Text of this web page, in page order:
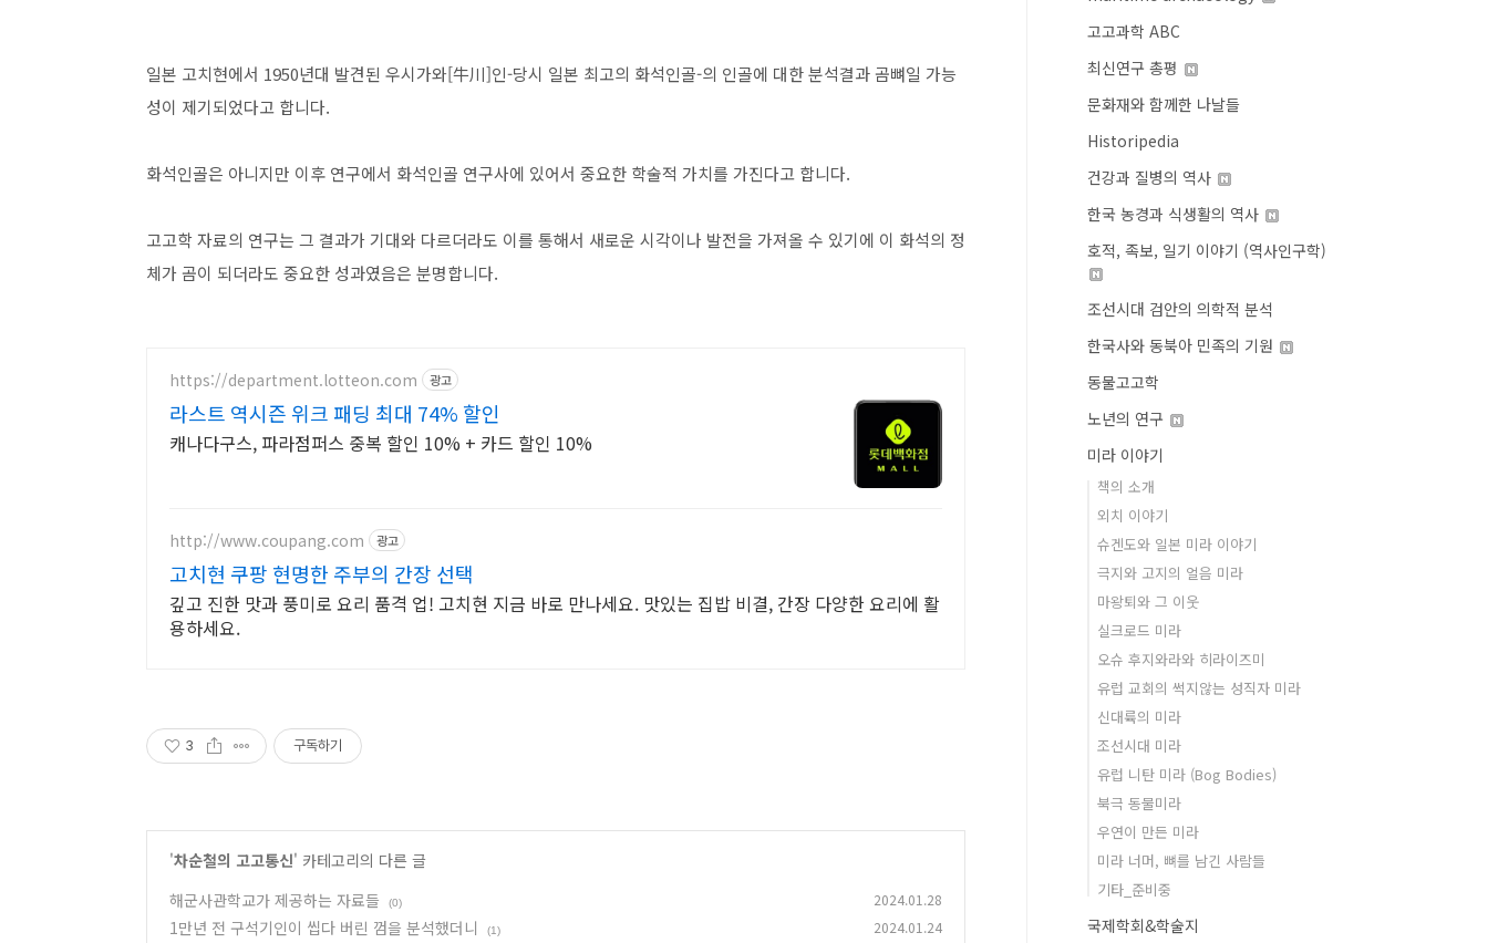
일본 고치현에서 1950년대 발견된 우시가와[牛川]인-당시 일본 최고의 화석인골-의 인골에 대한 분석결과 곰뼈일 가능
성이 제기되었다고 합니다.
화석인골은 아니지만 이후 연구에서 화석인골 연구사에 있어서 중요한 학술적 가치를 가진다고 합니다.
고고학 자료의 연구는 그 결과가 기대와 다르더라도 이를 통해서 새로운 시각이나 발전을 가져올 수 있기에 이 화석의 정
체가 곰이 되더라도 중요한 성과였음은 분명합니다.
https://department.lotteon.com 광고
라스트 역시즌 위크 패딩 최대 74% 할인
캐나다구스, 파라점퍼스 중복 할인 10% + 카드 할인 10%
http://www.coupang.com 광고
고치현 쿠팡 현명한 주부의 간장 선택
깊고 진한 맛과 풍미로 요리 품격 업! 고치현 지금 바로 만나세요. 맛있는 집밥 비결, 간장 다양한 요리에 활
용하세요.
3 구독하기
'차순철의 고고통신' 카테고리의 다른 글
해군사관학교가 제공하는 자료들
(0) 2024.01.28
1만년 전 구석기인이 씹다 버린 껌을 분석했더니 (1) 2024.01.24
고고과학 ABC
최신연구 총평
문화재와 함께한 나날들
Historipedia
건강과 질병의 역사
한국 농경과 식생활의 역사
호적, 족보, 일기 이야기 (역사인구학)
조선시대 검안의 의학적 분석
한국사와 동북아 민족의 기원
동물고고학
노년의 연구
미라 이야기
책의 소개
외치 이야기
슈겐도와 일본 미라 이야기
극지와 고지의 얼음 미라
마왕퇴와 그 이웃
실크로드 미라
오슈 후지와라와 히라이즈미
유럽 교회의 썩지않는 성직자 미라
신대륙의 미라
조선시대 미라
유럽 니탄 미라 (Bog Bodies)
북극 동물미라
우연이 만든 미라
미라 너머, 뼈를 남긴 사람들
기타_준비중
국제학회&학술지